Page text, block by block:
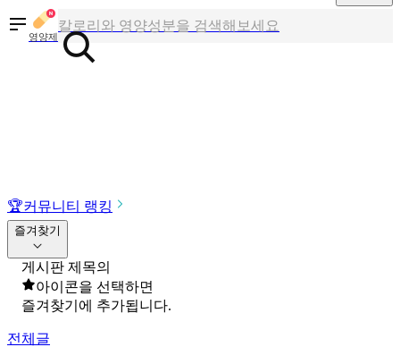
영양제
칼로리와 영양성분을 검색해보세요
혈당 · 다이어트 음식 검색해보세요
🏆커뮤니티 랭킹
즐겨찾기
게시판 제목의
아이콘을 선택하면
즐겨찾기에 추가됩니다.
전체글